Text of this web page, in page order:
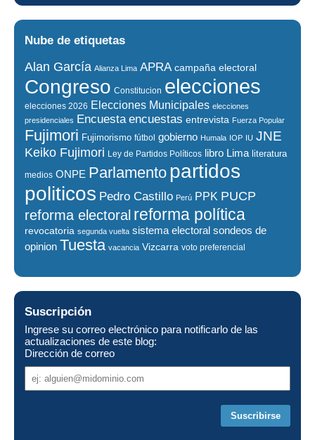
Nube de etiquetas
Alan García Alianza Lima APRA campaña electoral
Congreso Constitucion elecciones
elecciones 2026 Elecciones Municipales elecciones
presidenciales
Encuesta encuestas entrevista Fuerza Popular
Fujimori Fujimorismo fútbol gobierno Humala IOP IU JNE
Keiko Fujimori Ley de Partidos Políticos libro Lima literatura
medios ONPE Parlamento partidos
politicos Pedro Castillo Perú PPK PUCP
reforma electoral reforma política
revocatoria segunda vuelta sistema electoral sondeos de
opinion Tuesta vacancia Vizcarra voto preferencial
Suscripción
Ingrese su correo electrónico para notificarlo de las
actualizaciones de este blog:
Dirección de correo
de